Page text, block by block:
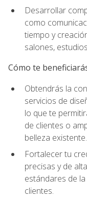
Desarrollar
como
tiempo y
salones,
Cómo te
Obtendrás la
servicios de
lo que te
de clientes o
belleza existente.
Fortalecer tu
precisas y de
estándares de
clientes.